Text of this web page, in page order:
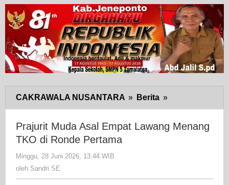
CAKRAWALA NUSANTARA » Berita »
Muda
Asal
Prajurit Muda Asal Empat Lawang Menang
TKO di Ronde Pertama
Minggu, 28 Juni 2026, 13:44 WIB
oleh Sandri SE